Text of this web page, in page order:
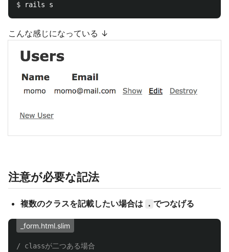
$
こんな感じになっている ↓
注意が必要な記法
複数のクラスを記載したい場合は . でつなげる
_form.html.slim
/ classが二つある場合